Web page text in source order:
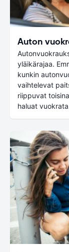
Auton
yläikärajaa.
kunkin
vaihtelevat
riippuvat
haluat